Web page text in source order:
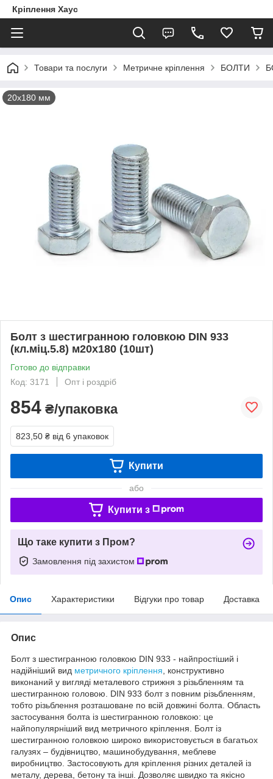
Кріплення Хаус
Товари та послуги Метричне кріплення БОЛТИ
20х180 мм
Болт з шестигранною головкою DIN 933
(кл.міц.5.8) м20х180 (10шт)
Готово до відправки
Код: 3171
Опт і роздріб
854 ₴/упаковка
823,50 ₴ від 6 упаковок
Купити
або
Купити з
Що таке купити з Пром?
Замовлення під захистом
Опис Характеристики Відгуки про товар Доставка
Опис
Болт з шестигранною головкою DIN 933 - найпростіший і
надійніший вид метричного кріплення , конструктивно
виконаний у вигляді металевого стрижня з різьбленням та
шестигранною головою. DIN 933 болт з повним різьбленням,
тобто різьблення розташоване по всій довжині болта. Область
застосування болта із шестигранною головкою: це
найпопулярніший вид метричного кріплення. Болт із
шестигранною головкою широко використовується в багатьох
галузях – будівництво, машинобудування, меблеве
виробництво. Застосовують для кріплення різних деталей із
металу, дерева, бетону та інші. Дозволяє швидко та якісно